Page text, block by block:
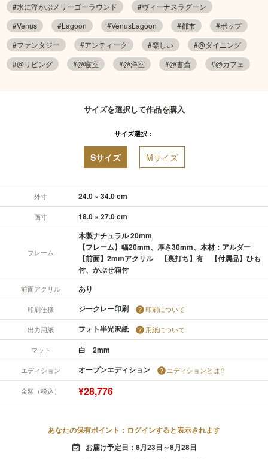
#水に浮かぶメリーゴーラウンド
#ヴィーナスラグーン
#Venus
#Lagoon #VenusLagoon #都市
#ポップ
#ファンタジー
#アンティーク #楽しい
#@ダイニング
#@リビング
#@寝室 #@洋室 #@書斎 #@カフェ
サイズを選択して作品を購入
サイズ選択：
Sサイズ Mサイズ
外寸 24.0 × 34.0 cm
画寸 18.0 × 27.0 cm
フレーム
木製ナチュラル 20mm
【フレーム】幅20mm、厚さ30mm、木材：アルダー
【前面】2mmアクリル 【裏打ち】有 【付属品】ひも
付、かぶせ箱付
前面アクリル あり
印刷仕様 ジークレー印刷 印刷について
出力用紙 フォト半光沢紙 用紙について
マット 白 2mm
エディション オープンエディション エディションとは？
金額（税込） ¥28,776
あなたの保有ポイント：ログインすると表示されます
event_available お届け予定日：8月23日～8月28日